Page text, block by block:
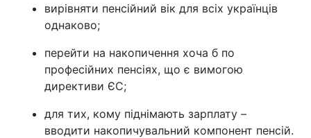
вирівняти пенсійний вік для всіх українців
однаково;
перейти на накопичення хоча б по
професійних пенсіях, що є вимогою
директиви ЄС;
для тих, кому піднімають зарплату –
вводити накопичувальний компонент пенсій.